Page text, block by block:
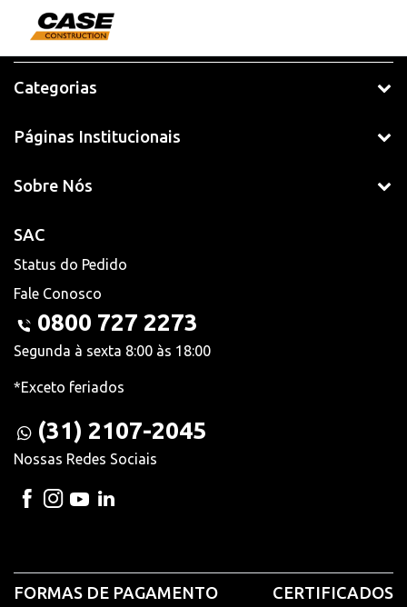
Categorias
Páginas Institucionais
Sobre Nós
SAC
Status do Pedido
Fale Conosco
0800 727 2273
Segunda à sexta 8:00 às 18:00
*Exceto feriados
(31) 2107-2045
Nossas Redes Sociais
FORMAS DE PAGAMENTO CERTIFICADOS